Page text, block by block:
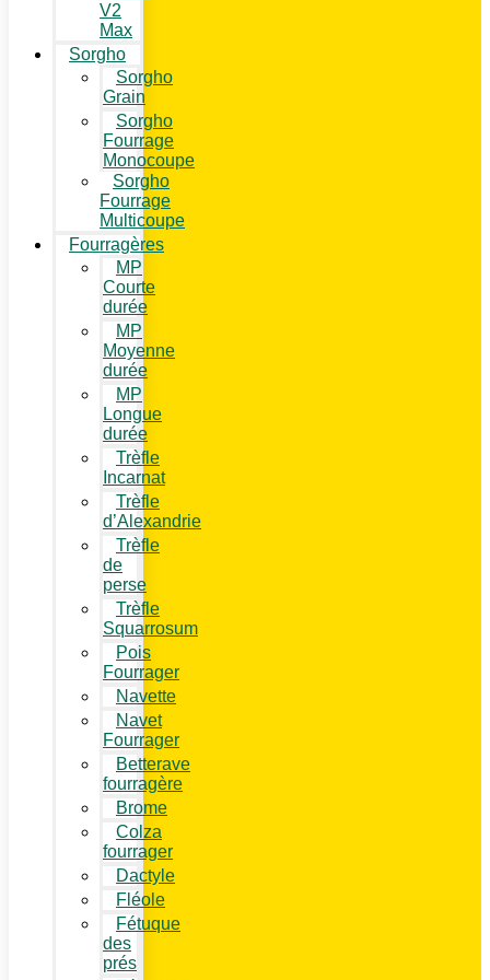
V2
Max
Sorgho
Sorgho
Grain
Sorgho
Fourrage
Monocoupe
Sorgho
Fourrage
Multicoupe
Fourragères
MP
Courte
durée
MP
Moyenne
durée
MP
Longue
durée
Trèfle
Incarnat
Trèfle
d’Alexandrie
Trèfle
de
perse
Trèfle
Squarrosum
Pois
Fourrager
Navette
Navet
Fourrager
Betterave
fourragère
Brome
Colza
fourrager
Dactyle
Fléole
Fétuque
des
prés